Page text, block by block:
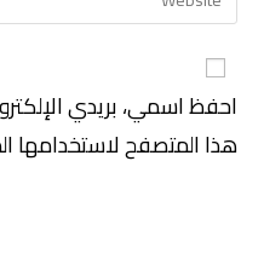
احفظ اسمي، بريدي
هذا المتصفح لاستخدامها